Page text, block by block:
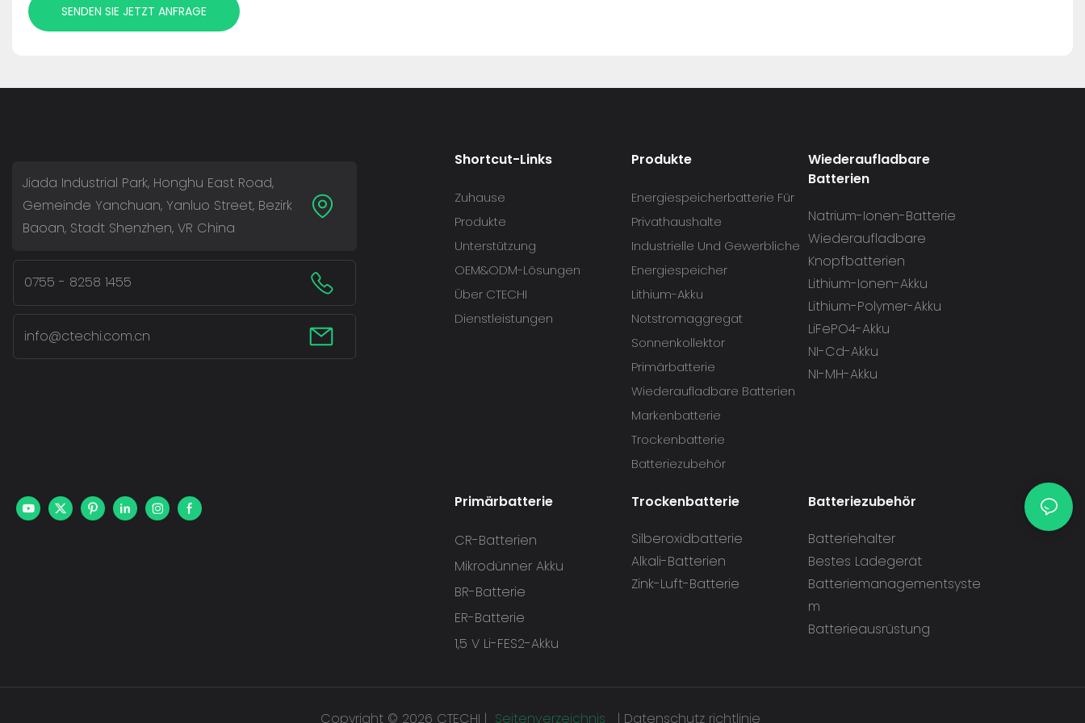
SENDEN SIE JETZT ANFRAGE
Jiada Industrial Park, Honghu East Road,
Gemeinde Yanchuan, Yanluo Street, Bezirk
Baoan, Stadt Shenzhen, VR China
0755 - 8258 1455
info@ctechi.com.cn
Shortcut-Links
Zuhause
Produkte
Unterstützung
OEM&ODM-Lösungen
Über CTECHI
Dienstleistungen
Produkte
Energiespeicherbatterie Für
Privathaushalte
Industrielle Und Gewerbliche
Energiespeicher
Lithium-Akku
Notstromaggregat
Sonnenkollektor
Primärbatterie
Wiederaufladbare Batterien
Markenbatterie
Trockenbatterie
Batteriezubehör
Wiederaufladbare
Batterien
Natrium-Ionen-Batterie
Wiederaufladbare
Knopfbatterien
Lithium-Ionen-Akku
Lithium-Polymer-Akku
LiFePO4-Akku
NI-Cd-Akku
NI-MH-Akku
Primärbatterie
CR-Batterien
Mikrodünner Akku
BR-Batterie
ER-Batterie
1,5 V Li-FES2-Akku
Trockenbatterie
Silberoxidbatterie
Alkali-Batterien
Zink-Luft-Batterie
Batteriezubehör
Batteriehalter
Bestes Ladegerät
Batteriemanagementsyste
m
Batterieausrüstung
Copyright © 2026 CTECHI | Seitenverzeichnis | Datenschutz richtlinie